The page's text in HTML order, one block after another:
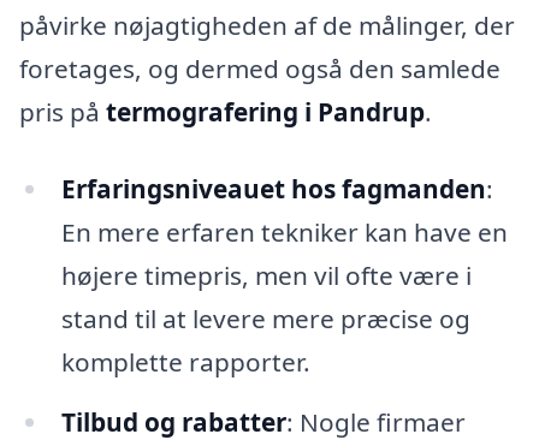
påvirke nøjagtigheden af de målinger, der
foretages, og dermed også den samlede
pris på termografering i Pandrup.
Erfaringsniveauet hos fagmanden:
En mere erfaren tekniker kan have en
højere timepris, men vil ofte være i
stand til at levere mere præcise og
komplette rapporter.
Tilbud og rabatter: Nogle firmaer